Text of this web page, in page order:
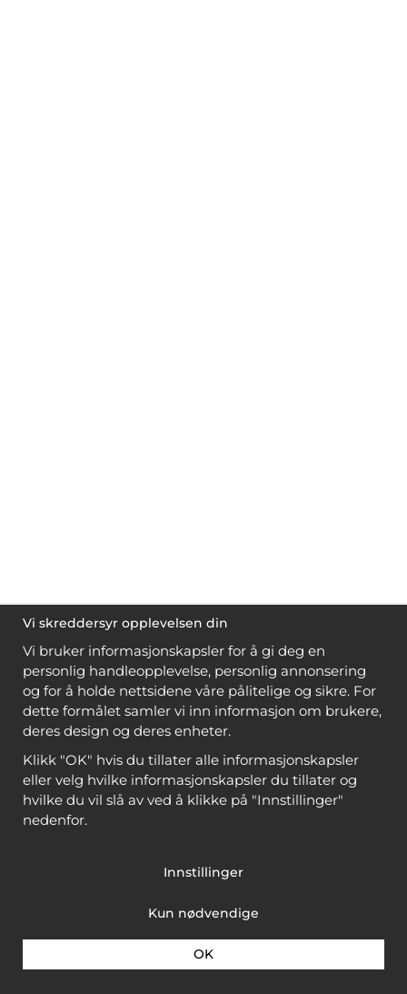
Vi skreddersyr opplevelsen din
Vi bruker informasjonskapsler for å gi deg en
personlig handleopplevelse, personlig annonsering
og for å holde nettsidene våre pålitelige og sikre. For
dette formålet samler vi inn informasjon om brukere,
deres design og deres enheter.
Klikk "OK" hvis du tillater alle informasjonskapsler
eller velg hvilke informasjonskapsler du tillater og
hvilke du vil slå av ved å klikke på "Innstillinger"
nedenfor.
Innstillinger
Kun nødvendige
OK